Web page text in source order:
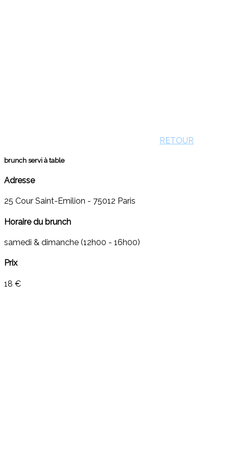
RETOUR
brunch servi à table
Adresse
25 Cour Saint-Emilion - 75012 Paris
Horaire du brunch
samedi & dimanche (12h00 - 16h00)
Prix
18 €